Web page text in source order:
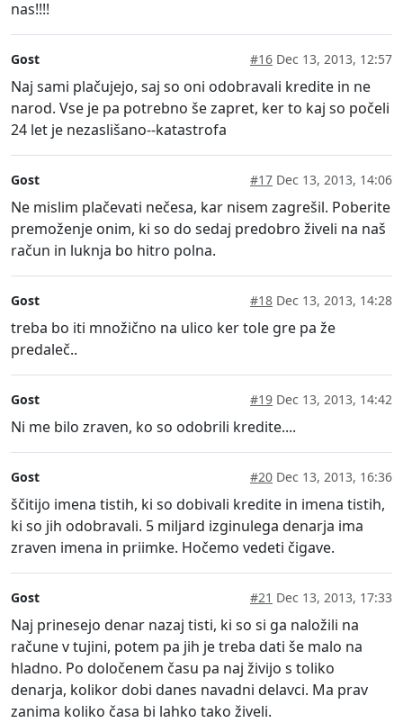
nas!!!!
Gost #16 Dec 13, 2013, 12:57
Naj sami plačujejo, saj so oni odobravali kredite in ne
narod. Vse je pa potrebno še zapret, ker to kaj so počeli
24 let je nezaslišano--katastrofa
Gost #17 Dec 13, 2013, 14:06
Ne mislim plačevati nečesa, kar nisem zagrešil. Poberite
premoženje onim, ki so do sedaj predobro živeli na naš
račun in luknja bo hitro polna.
Gost #18 Dec 13, 2013, 14:28
treba bo iti množično na ulico ker tole gre pa že
predaleč..
Gost #19 Dec 13, 2013, 14:42
Ni me bilo zraven, ko so odobrili kredite....
Gost #20 Dec 13, 2013, 16:36
ščitijo imena tistih, ki so dobivali kredite in imena tistih,
ki so jih odobravali. 5 miljard izginulega denarja ima
zraven imena in priimke. Hočemo vedeti čigave.
Gost #21 Dec 13, 2013, 17:33
Naj prinesejo denar nazaj tisti, ki so si ga naložili na
račune v tujini, potem pa jih je treba dati še malo na
hladno. Po določenem času pa naj živijo s toliko
denarja, kolikor dobi danes navadni delavci. Ma prav
zanima koliko časa bi lahko tako živeli.